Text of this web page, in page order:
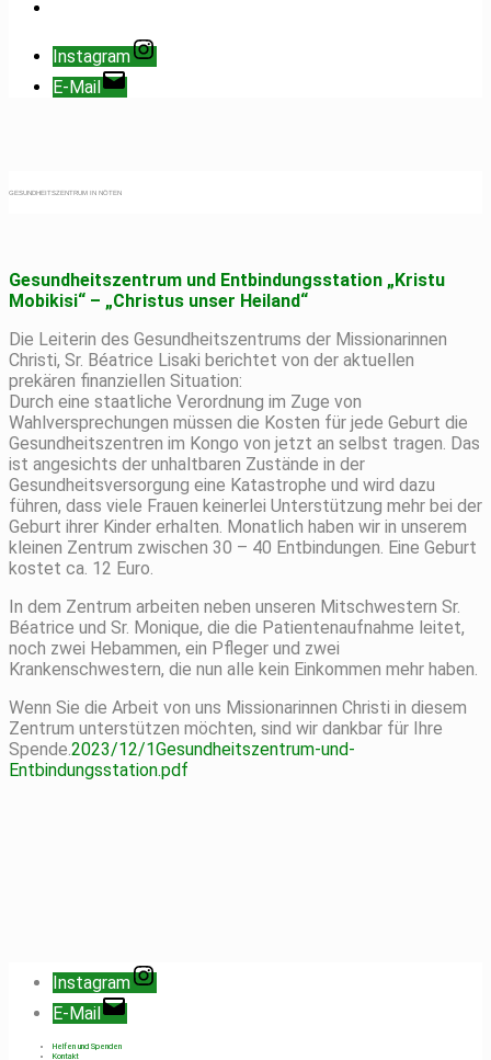
Instagram
E-Mail
GESUNDHEITSZENTRUM IN NÖTEN
Gesundheitszentrum und Entbindungsstation „Kristu
Mobikisi“ – „Christus unser Heiland“
Die Leiterin des Gesundheitszentrums der Missionarinnen
Christi, Sr. Béatrice Lisaki berichtet von der aktuellen
prekären finanziellen Situation:
Durch eine staatliche Verordnung im Zuge von
Wahlversprechungen müssen die Kosten für jede Geburt die
Gesundheitszentren im Kongo von jetzt an selbst tragen. Das
ist angesichts der unhaltbaren Zustände in der
Gesundheitsversorgung eine Katastrophe und wird dazu
führen, dass viele Frauen keinerlei Unterstützung mehr bei der
Geburt ihrer Kinder erhalten. Monatlich haben wir in unserem
kleinen Zentrum zwischen 30 – 40 Entbindungen. Eine Geburt
kostet ca. 12 Euro.
In dem Zentrum arbeiten neben unseren Mitschwestern Sr.
Béatrice und Sr. Monique, die die Patientenaufnahme leitet,
noch zwei Hebammen, ein Pfleger und zwei
Krankenschwestern, die nun alle kein Einkommen mehr haben.
Wenn Sie die Arbeit von uns Missionarinnen Christi in diesem
Zentrum unterstützen möchten, sind wir dankbar für Ihre
Spende. 2023/12/1Gesundheitszentrum-und-
Entbindungsstation.pdf
Instagram
E-Mail
Helfen und Spenden
Kontakt